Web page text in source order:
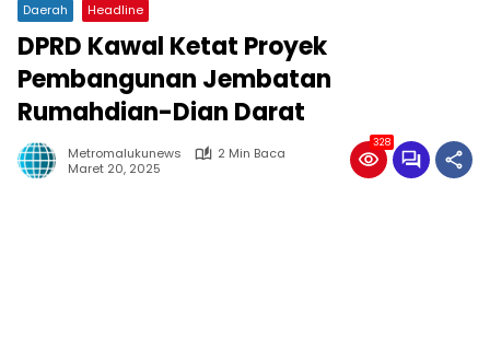
Daerah Headline
DPRD Kawal Ketat Proyek
Pembangunan Jembatan
Rumahdian-Dian Darat
Metromalukunews
2 Min Baca
Maret 20, 2025
328